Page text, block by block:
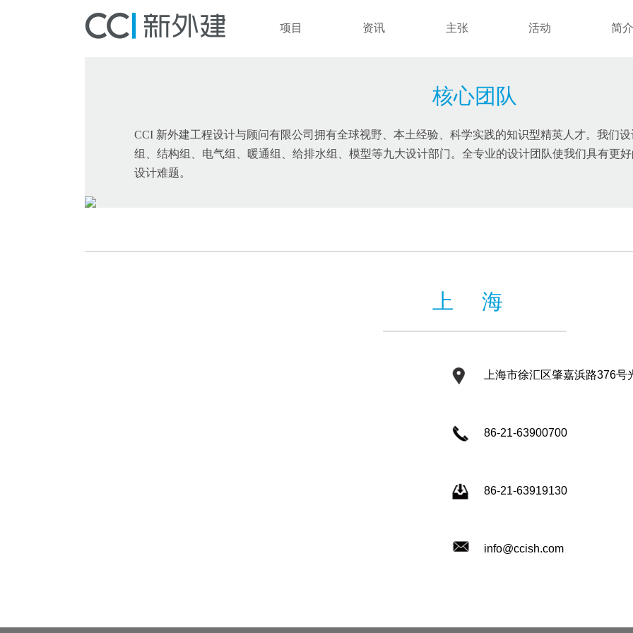
项目 资讯 主张 活动 简介
核心团队
CCI 新外建工程设计与顾问有限公司拥有全球视野、本土经验、科学实践的知识型精英人才。我们
组、结构组、电气组、暖通组、给排水组、模型等九大设计部门。全专业的设计团队使我们具有更
设计难题。
上海
上海市徐汇区肇嘉浜路376
86-21-63900700
86-21-63919130
info@ccish.com